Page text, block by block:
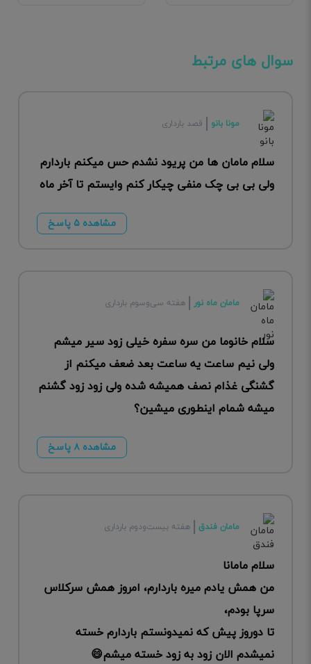
سوال های مرتبط
مونا بانو قصد بارداری
سلام مامان ها من پریود نشدم حس میکنم باردارم
ولی بی بی چک منفی چیکار کنم وایستم تا آخر ماه
مشاهده ۵ پاسخ
مامان ماه نور هفته سی‌وسوم بارداری
سلام خانوما من سره سفره خیلی زود سیر میشم
ولی نیم ساعت یه ساعت بعد ضعف میکنم از
گشنگی غذام نصف همیشه شده ولی زود زود گشنم
میشه شمام اینطوری میشین؟
مشاهده ۸ پاسخ
مامان فندق هفته بیست‌ودوم بارداری
سلام مامانا
من همش یادم میره باردارم، امروز همش سرکلاس
سرپا بودم،
تا دوروز پیش که نمیدونستم باردارم خسته
نمیشدم الان زود به زود خسته میشم😄